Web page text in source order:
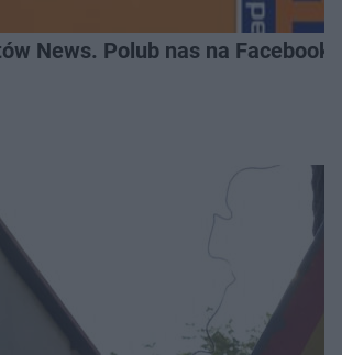
News. Polub nas na